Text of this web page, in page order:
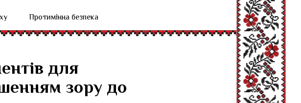
Протимінна безпека
для
зору до